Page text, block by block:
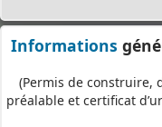
Informations
(Permis de construire,
et de prise en compte